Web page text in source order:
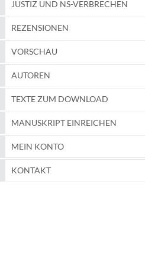
JUSTIZ UND NS-VERBRECHEN
REZENSIONEN
VORSCHAU
AUTOREN
TEXTE ZUM DOWNLOAD
MANUSKRIPT EINREICHEN
MEIN KONTO
KONTAKT